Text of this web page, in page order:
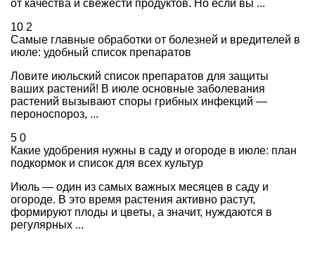
от качества и свежести продуктов. Но если вы ...
10 2
Самые главные обработки от болезней и вредителей в
июле: удобный список препаратов
Ловите июльский список препаратов для защиты
ваших растений! В июле основные заболевания
растений вызывают споры грибных инфекций —
пероноспороз, ...
5 0
Какие удобрения нужны в саду и огороде в июле: план
подкормок и список для всех культур
Июль — один из самых важных месяцев в саду и
огороде. В это время растения активно растут,
формируют плоды и цветы, а значит, нуждаются в
регулярных ...